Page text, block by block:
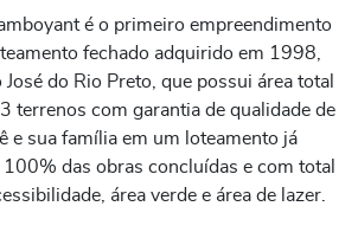
é o primeiro empreendimento
fechado adquirido em 1998,
José do Rio Preto, que possui área total
terrenos com garantia de qualidade de
e sua família em um loteamento já
das obras concluídas e com total
área verde e área de lazer.